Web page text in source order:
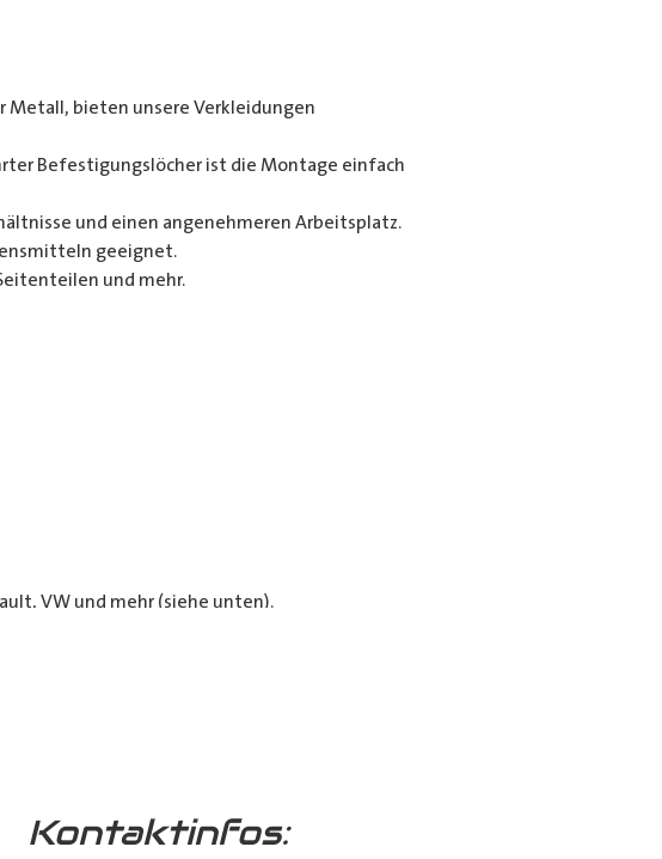
bieten unsere Verkleidungen
Befestigungslöcher ist die Montage einfach
und einen angenehmeren Arbeitsplatz.
geeignet.
und mehr.
VW und mehr (siehe unten).
Unsere Verkleidungen bieten optimalen
Kontaktinfos: